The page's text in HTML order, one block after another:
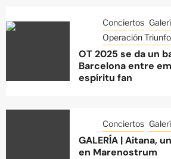
Conciertos
Operación Triunfo
OT 2025 se da un
Barcelona entre
espíritu fan
Conciertos
GALERÍA | Aitana,
en Marenostrum